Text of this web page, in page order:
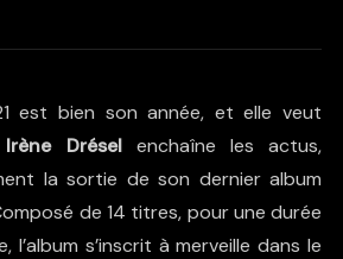
est bien son année, et elle veut
Irène Dréselenchaîne les actus,
la sortie de son dernier album
de 14 titres, pour une durée
l’album s’inscrit à merveille dans le